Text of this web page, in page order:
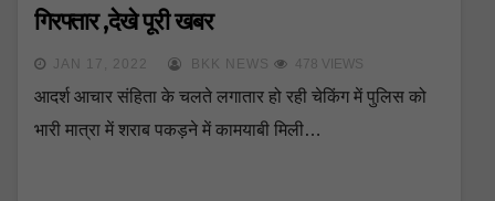
गिरफ्तार ,देखे पूरी खबर
JAN 17, 2022 BKK NEWS 478 VIEWS
आदर्श आचार संहिता के चलते लगातार हो रही चेकिंग में पुलिस को
भारी मात्रा में शराब पकड़ने में कामयाबी मिली…